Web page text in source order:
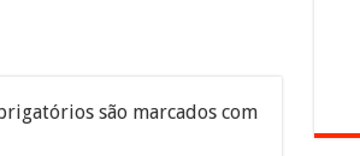
são marcados com